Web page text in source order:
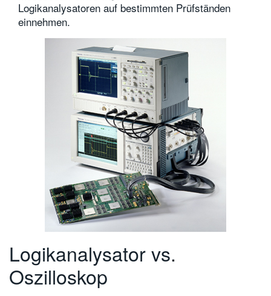
Logikanalysatoren auf bestimmten Prüfständen
einnehmen.
Logikanalysator vs.
Oszilloskop